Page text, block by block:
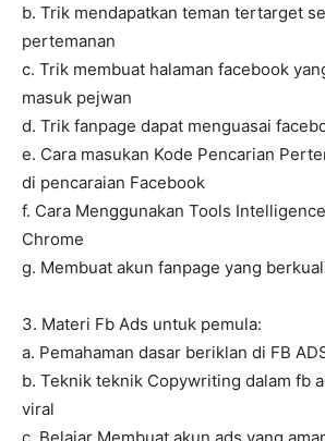
b. Trik mendapatkan teman tertarget
pertemanan
c. Trik membuat halaman facebook
masuk pejwan
d. Trik fanpage dapat menguasai
e. Cara masukan Kode Pencarian
di pencaraian Facebook
f. Cara Menggunakan Tools
Chrome
g. Membuat akun fanpage yang
3. Materi Fb Ads untuk pemula:
a. Pemahaman dasar beriklan di FB
b. Teknik teknik Copywriting dalam fb
viral